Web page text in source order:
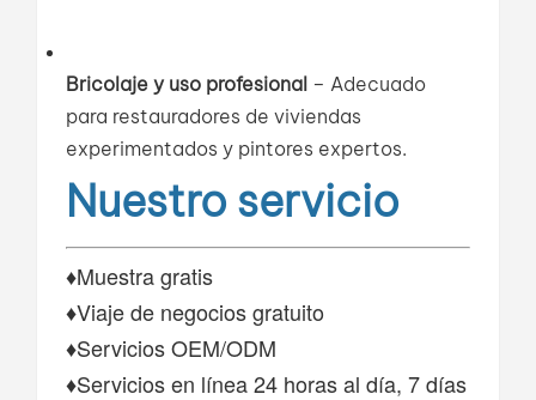
Bricolaje y uso profesional – Adecuado
para restauradores de viviendas
experimentados y pintores expertos.
Nuestro servicio
♦Muestra gratis
♦Viaje de negocios gratuito
♦Servicios OEM/ODM
♦Servicios en línea 24 horas al día, 7 días